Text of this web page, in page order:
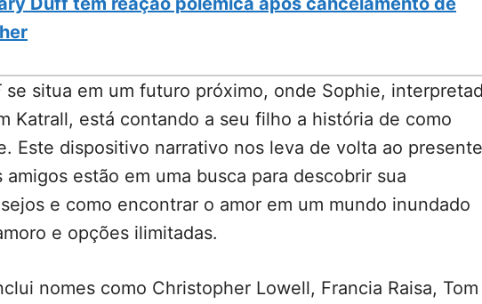
se situa em um futuro próximo, onde Sophie,
Katrall, está contando a seu filho a história de como
Este dispositivo narrativo nos leva de volta ao
estão em uma busca para descobrir sua
e como encontrar o amor em um mundo inundado
e opções ilimitadas.
nomes como Christopher Lowell, Francia Raisa, Tom